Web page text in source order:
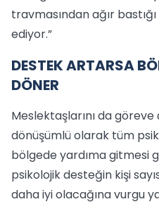
travmasından ağır
ediyor.”
DESTEK ARTARSA
DÖNER
Meslektaşlarını da göreve
dönüşümlü olarak tüm
bölgede yardıma gitmesi
psikolojik desteğin kişi
daha iyi olacağına vurgu